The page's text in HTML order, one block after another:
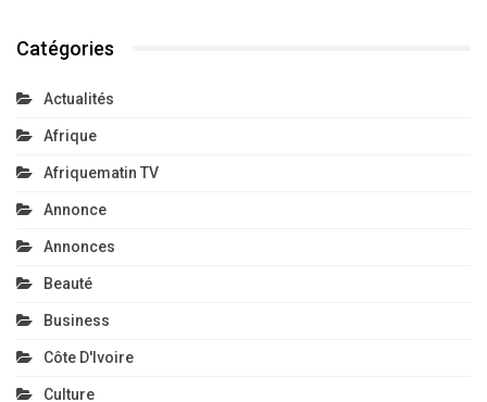
Catégories
Actualités
Afrique
Afriquematin TV
Annonce
Annonces
Beauté
Business
Côte D'Ivoire
Culture